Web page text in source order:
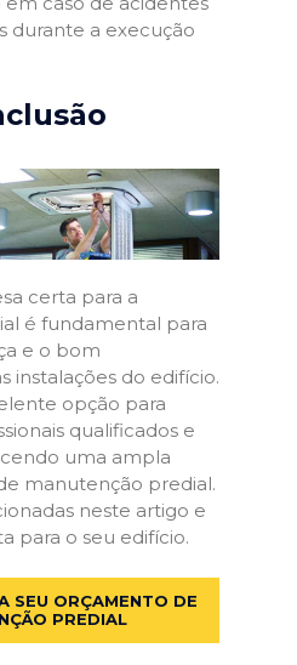
durante a execução
certa para a
é fundamental para
e o bom
instalações do edifício.
opção para
qualificados e
uma ampla
manutenção predial.
neste artigo e
para o seu edifício.
SEU ORÇAMENTO DE
PREDIAL